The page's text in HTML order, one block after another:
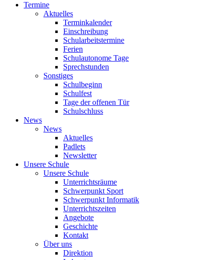
Termine
Aktuelles
Terminkalender
Einschreibung
Schularbeitstermine
Ferien
Schulautonome Tage
Sprechstunden
Sonstiges
Schulbeginn
Schulfest
Tage der offenen Tür
Schulschluss
News
News
Aktuelles
Padlets
Newsletter
Unsere Schule
Unsere Schule
Unterrichtsräume
Schwerpunkt Sport
Schwerpunkt Informatik
Unterrichtszeiten
Angebote
Geschichte
Kontakt
Über uns
Direktion